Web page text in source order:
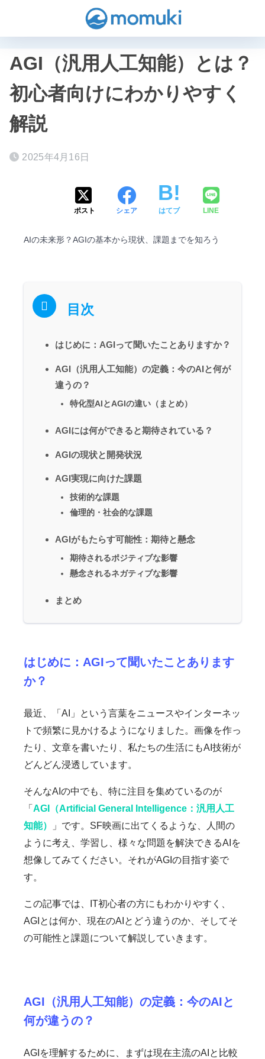
AGI（汎用人工知能）とは？
初心者向けにわかりやすく
解説
2025年4月16日
ポスト シェア はてブ LINE
AIの未来形？AGIの基本から現状、課題までを知ろう
目次
はじめに：AGIって聞いたことありますか？
AGI（汎用人工知能）の定義：今のAIと何が
違うの？
特化型AIとAGIの違い（まとめ）
AGIには何ができると期待されている？
AGIの現状と開発状況
AGI実現に向けた課題
技術的な課題
倫理的・社会的な課題
AGIがもたらす可能性：期待と懸念
期待されるポジティブな影響
懸念されるネガティブな影響
まとめ
はじめに：AGIって聞いたことあります
か？
最近、「AI」という言葉をニュースやインターネッ
トで頻繁に見かけるようになりました。画像を作っ
たり、文章を書いたり、私たちの生活にもAI技術が
どんどん浸透しています。
そんなAIの中でも、特に注目を集めているのが
「 AGI（Artificial General Intelligence：汎用人工
知能）
」です。SF映画に出てくるような、人間の
ように考え、学習し、様々な問題を解決できるAIを
想像してみてください。それがAGIの目指す姿で
す。
この記事では、IT初心者の方にもわかりやすく、
AGIとは何か、現在のAIとどう違うのか、そしてそ
の可能性と課題について解説していきます。
AGI（汎用人工知能）の定義：今のAIと
何が違うの？
AGIを理解するために、まずは現在主流のAIと比較